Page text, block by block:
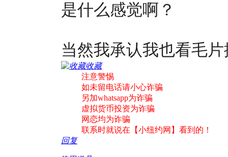
是什么感觉啊？
当然我承认我也看毛
收藏
注意警惕
如未留电话请小心诈骗
另加whatsapp为诈骗
虚拟货币投资为诈骗
网恋均为诈骗
联系时就说在【小纽约网】看到的！
回复